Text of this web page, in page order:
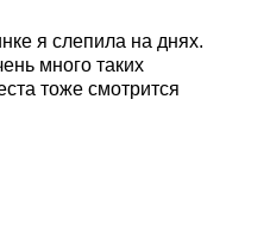
я слепила на днях.
много таких
тоже смотрится